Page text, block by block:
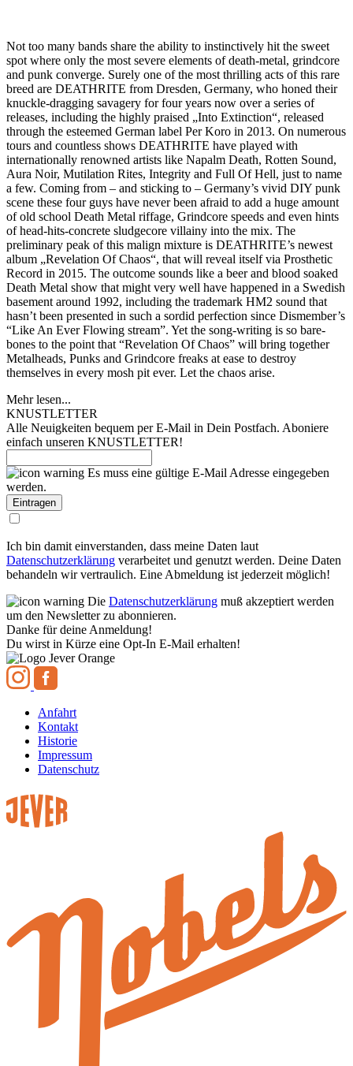
Not too many bands share the ability to instinctively hit the sweet
spot where only the most severe elements of death-metal, grindcore
and punk converge. Surely one of the most thrilling acts of this rare
breed are DEATHRITE from Dresden, Germany, who honed their
knuckle-dragging savagery for four years now over a series of
releases, including the highly praised „Into Extinction“, released
through the esteemed German label Per Koro in 2013. On numerous
tours and countless shows DEATHRITE have played with
internationally renowned artists like Napalm Death, Rotten Sound,
Aura Noir, Mutilation Rites, Integrity and Full Of Hell, just to name
a few. Coming from – and sticking to – Germany’s vivid DIY punk
scene these four guys have never been afraid to add a huge amount
of old school Death Metal riffage, Grindcore speeds and even hints
of head-hits-concrete sludgecore villainy into the mix. The
preliminary peak of this malign mixture is DEATHRITE’s newest
album „Revelation Of Chaos“, that will reveal itself via Prosthetic
Record in 2015. The outcome sounds like a beer and blood soaked
Death Metal show that might very well have happened in a Swedish
basement around 1992, including the trademark HM2 sound that
hasn’t been presented in such a sordid perfection since Dismember’s
“Like An Ever Flowing stream”. Yet the song-writing is so bare-
bones to the point that “Revelation Of Chaos” will bring together
Metalheads, Punks and Grindcore freaks at ease to destroy
themselves in every mosh pit ever. Let the chaos arise.
Mehr lesen...
KNUSTLETTER
Alle Neuigkeiten bequem per E-Mail in Dein Postfach. Aboniere
einfach unseren KNUSTLETTER!
Es muss eine gültige E-Mail Adresse eingegeben
werden.
Ich bin damit einverstanden, dass meine Daten laut
Datenschutzerklärung verarbeitet und genutzt werden. Deine Daten
behandeln wir vertraulich. Eine Abmeldung ist jederzeit möglich!
Die Datenschutzerklärung muß akzeptiert werden
um den Newsletter zu abonnieren.
Danke für deine Anmeldung!
Du wirst in Kürze eine Opt-In E-Mail erhalten!
Anfahrt
Kontakt
Historie
Impressum
Datenschutz